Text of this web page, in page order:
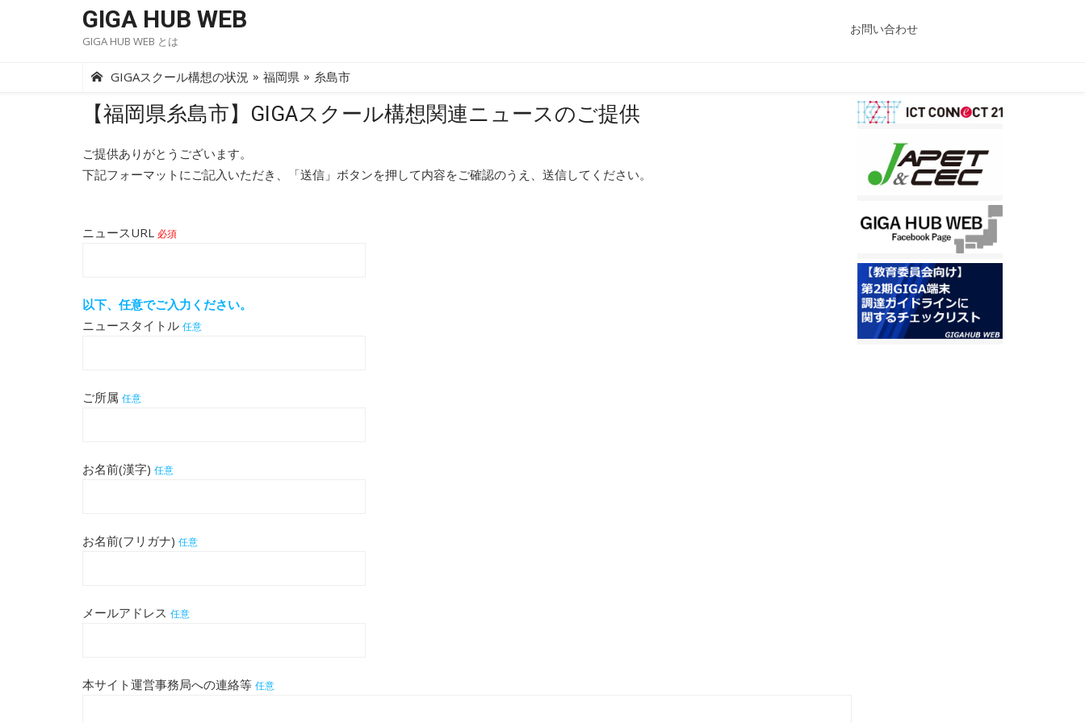
GIGA HUB WEB
GIGA HUB WEB とは
お問い合わせ
GIGAスクール構想の状況 » 福岡県 » 糸島市
【福岡県糸島市】GIGAスクール構想関連ニュースのご提供
ご提供ありがとうございます。
下記フォーマットにご記入いただき、「送信」ボタンを押して内容をご確認のうえ、送信してください。
ニュースURL 必須
以下、任意でご入力ください。
ニュースタイトル 任意
ご所属 任意
お名前(漢字) 任意
お名前(フリガナ) 任意
メールアドレス 任意
本サイト運営事務局への連絡等 任意